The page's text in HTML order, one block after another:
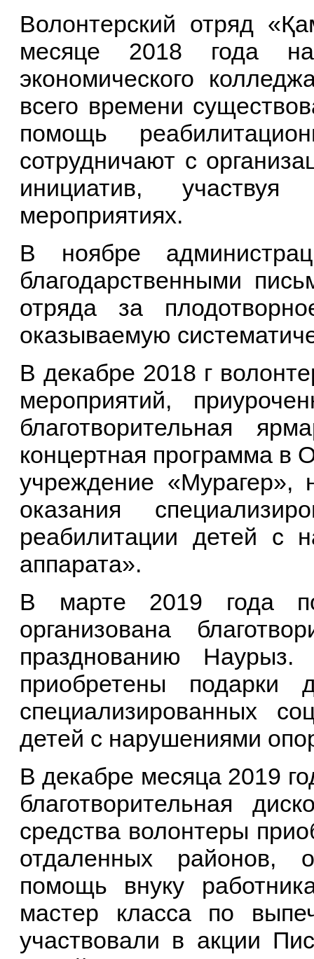
Волонтерский отряд
месяце 2018 года на
экономического
всего времени
помощь
сотрудничают с
инициатив,
мероприятиях.
В ноябре
благодарственными
отряда за
оказываемую
В декабре 2018 г
мероприятий,
благотворительная
концертная программа
учреждение «Мурагер»,
оказания
реабилитации детей с
аппарата».
В марте 2019 года
организована
празднованию
приобретены
специализированных
детей с нарушениями
В декабре месяца 2019
благотворительная
средства волонтеры
отдаленных районов,
помощь внуку
мастер класса по
участвовали в акции